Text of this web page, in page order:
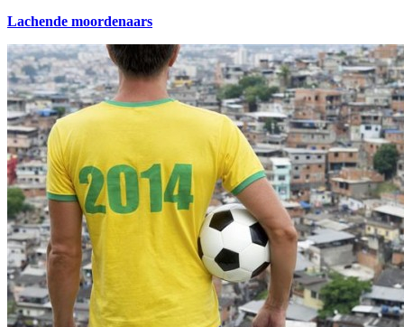
Lachende moordenaars